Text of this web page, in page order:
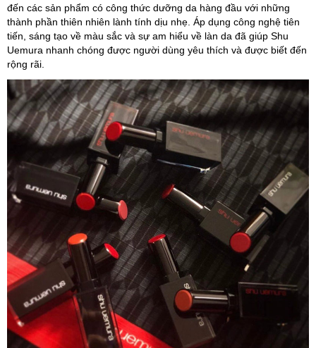
đến các sản phẩm có công thức dưỡng da hàng đầu với những
thành phần thiên nhiên lành tính dịu nhẹ. Áp dụng công nghệ tiên
tiến, sáng tạo về màu sắc và sự am hiểu về làn da đã giúp Shu
Uemura nhanh chóng được người dùng yêu thích và được biết đến
rộng rãi.